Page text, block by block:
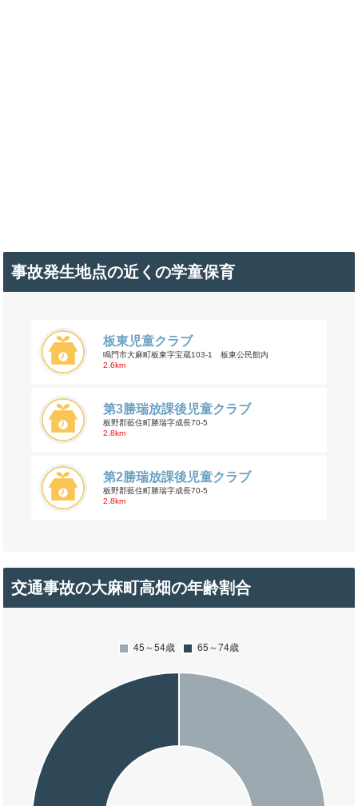
事故発生地点の近くの学童保育
板東児童クラブ
鳴門市大麻町板東字宝蔵103-1 板東公民館内
2.6km
第3勝瑞放課後児童クラブ
板野郡藍住町勝瑞字成長70-5
2.8km
第2勝瑞放課後児童クラブ
板野郡藍住町勝瑞字成長70-5
2.8km
交通事故の大麻町高畑の年齢割合